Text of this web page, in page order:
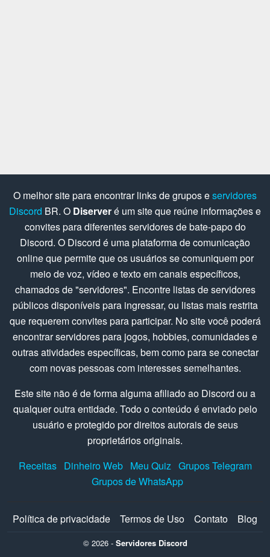
O melhor site para encontrar links de grupos eservidores
Discord BR. O Diserveré um site que reúne informações e
convites para diferentes servidores de bate-papo do
Discord. O Discord é uma plataforma de comunicação
online que permite que os usuários se comuniquem por
meio de voz, vídeo e texto em canais específicos,
chamados de "servidores". Encontre listas de servidores
públicos disponíveis para ingressar, ou listas mais restrita
que requerem convites para participar. No site você poderá
encontrar servidores para jogos, hobbies, comunidades e
outras atividades específicas, bem como para se conectar
com novas pessoas com interesses semelhantes.
Este site não é de forma alguma afiliado ao Discord ou a
qualquer outra entidade. Todo o conteúdo é enviado pelo
usuário e protegido por direitos autorais de seus
proprietários originais.
Receitas Dinheiro Web Meu Quiz Grupos Telegram
Grupos de WhatsApp
Política de privacidade Termos de Uso Contato Blog
© 2026 - Servidores Discord